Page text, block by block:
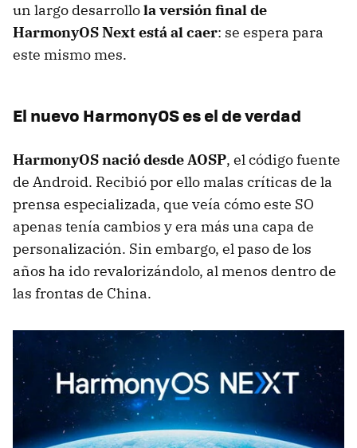
un largo desarrollola versión final de
HarmonyOS Next está al caer: se espera para
este mismo mes.
El nuevo HarmonyOS es el de verdad
HarmonyOS nació desde AOSP, el código fuente
de Android. Recibió por ello malas críticas de la
prensa especializada, que veía cómo este SO
apenas tenía cambios y era más una capa de
personalización. Sin embargo, el paso de los
años ha ido revalorizándolo, al menos dentro de
las frontas de China.